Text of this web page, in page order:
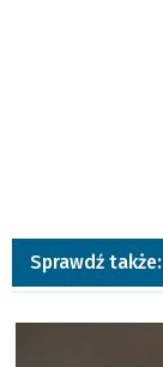
Sprawdź także:
a